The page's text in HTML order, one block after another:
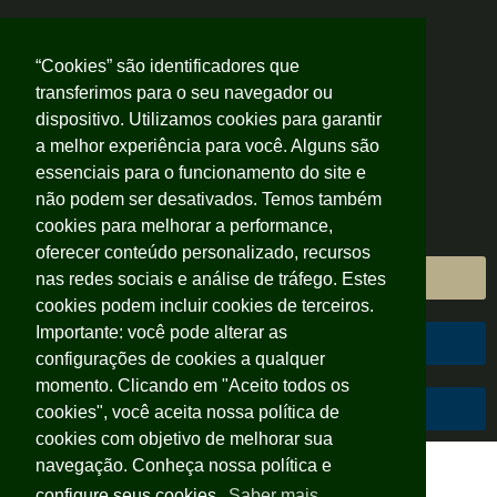
Área do Cliente
Área do Colaborador
Código de Conduta
“Cookies” são identificadores que
transferimos para o seu navegador ou
dispositivo. Utilizamos cookies para garantir
a melhor experiência para você. Alguns são
essenciais para o funcionamento do site e
não podem ser desativados. Temos também
cookies para melhorar a performance,
oferecer conteúdo personalizado, recursos
nas redes sociais e análise de tráfego. Estes
cookies podem incluir cookies de terceiros.
Importante: você pode alterar as
configurações de cookies a qualquer
momento. Clicando em "Aceito todos os
cookies", você aceita nossa política de
cookies com objetivo de melhorar sua
navegação. Conheça nossa política e